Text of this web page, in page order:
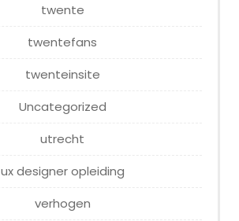
twente
twentefans
twenteinsite
Uncategorized
utrecht
ux designer opleiding
verhogen